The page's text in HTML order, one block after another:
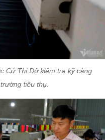
Cứ Thị Dở kiểm tra kỹ càng
tiêu thụ.